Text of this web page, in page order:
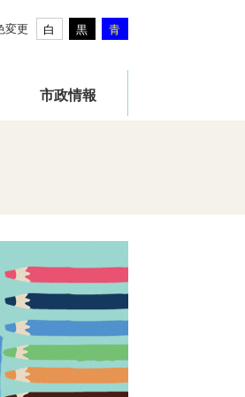
変更 白 黒 青
市政情報